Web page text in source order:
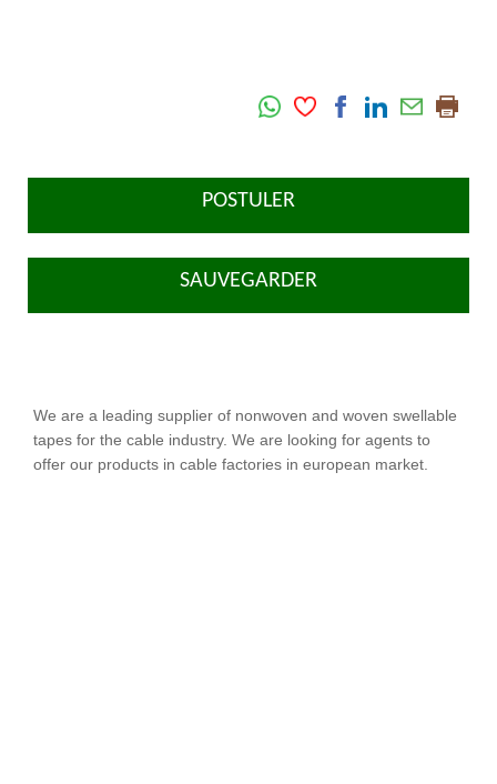
POSTULER
SAUVEGARDER
We are a leading supplier of nonwoven and woven swellable
tapes for the cable industry. We are looking for agents to
offer our products in cable factories in european market.